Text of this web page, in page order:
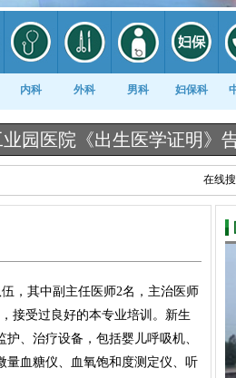
内科 外科 男科 妇保科
《出生医学证明》告知栏 |
在线
，其中副主任医师2名，主治医师
接受过良好的本专业培训。新生
、治疗设备，包括婴儿呼吸机、
量血糖仪、血氧饱和度测定仪、听